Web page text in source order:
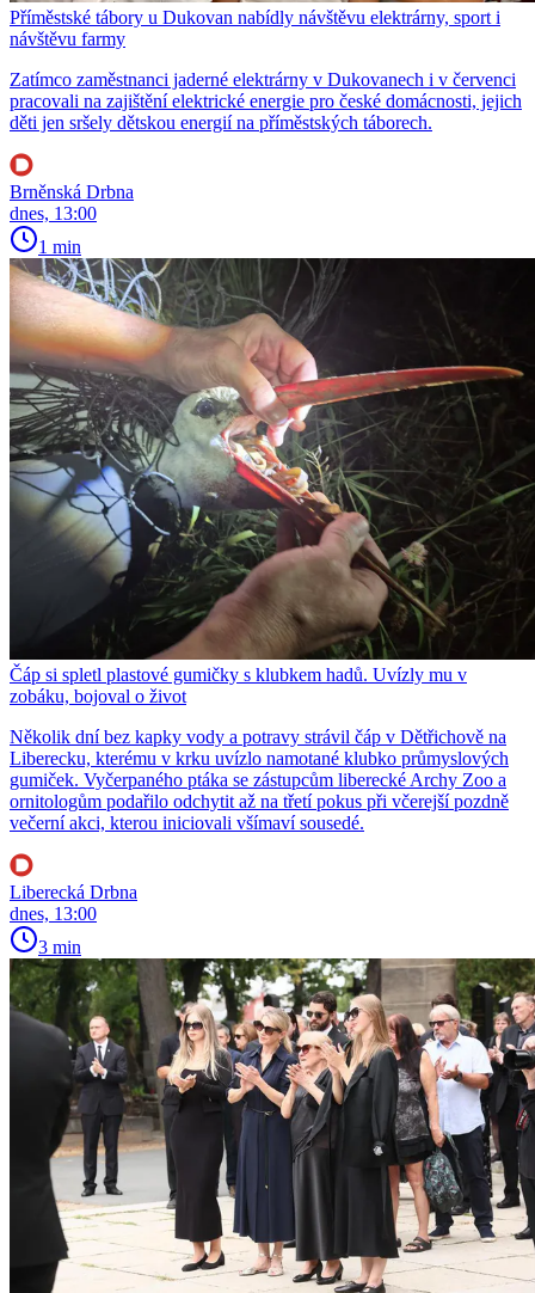
Příměstské tábory u Dukovan nabídly návštěvu elektrárny, sport i
návštěvu farmy
Zatímco zaměstnanci jaderné elektrárny v Dukovanech i v červenci
pracovali na zajištění elektrické energie pro české domácnosti, jejich
děti jen sršely dětskou energií na příměstských táborech.
Brněnská Drbna
dnes, 13:00
1 min
Čáp si spletl plastové gumičky s klubkem hadů. Uvízly mu v
zobáku, bojoval o život
Několik dní bez kapky vody a potravy strávil čáp v Dětřichově na
Liberecku, kterému v krku uvízlo namotané klubko průmyslových
gumiček. Vyčerpaného ptáka se zástupcům liberecké Archy Zoo a
ornitologům podařilo odchytit až na třetí pokus při včerejší pozdně
večerní akci, kterou iniciovali všímaví sousedé.
Liberecká Drbna
dnes, 13:00
3 min